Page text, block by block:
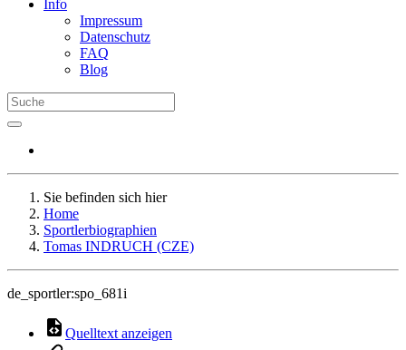
Info
Impressum
Datenschutz
FAQ
Blog
Sie befinden sich hier
Home
Sportlerbiographien
Tomas INDRUCH (CZE)
de_sportler:spo_681i
Quelltext anzeigen